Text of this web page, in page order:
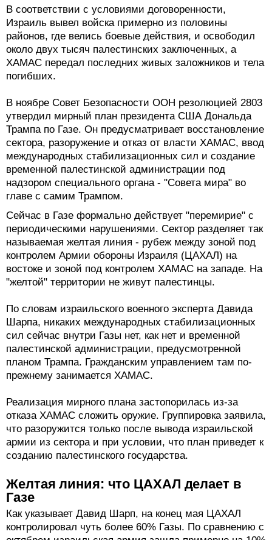
В соответствии с условиями договоренности,
Израиль вывел войска примерно из половины
районов, где велись боевые действия, и освободил
около двух тысяч палестинских заключенных, а
ХАМАС передал последних живых заложников и тела
погибших.
В ноябре Совет Безопасности ООН резолюцией 2803
утвердил мирный план президента США Дональда
Трампа по Газе. Он предусматривает восстановление
сектора, разоружение и отказ от власти ХАМАС, ввод
международных стабилизационных сил и создание
временной палестинской администрации под
надзором специального органа - "Совета мира" во
главе с самим Трампом.
Сейчас в Газе формально действует "перемирие" с
периодическими нарушениями. Сектор разделяет так
называемая желтая линия - рубеж между зоной под
контролем Армии обороны Израиля (ЦАХАЛ) на
востоке и зоной под контролем ХАМАС на западе. На
"желтой" территории не живут палестинцы.
По словам израильского военного эксперта Давида
Шарпа, никаких международных стабилизационных
сил сейчас внутри Газы нет, как нет и временной
палестинской администрации, предусмотренной
планом Трампа. Гражданским управлением там по-
прежнему занимается ХАМАС.
Реализация мирного плана застопорилась из-за
отказа ХАМАС сложить оружие. Группировка заявила,
что разоружится только после вывода израильской
армии из сектора и при условии, что план приведет к
созданию палестинского государства.
Желтая линия: что ЦАХАЛ делает в
Газе
Как указывает Давид Шарп, на конец мая ЦАХАЛ
контролировал чуть более 60% Газы. По сравнению с